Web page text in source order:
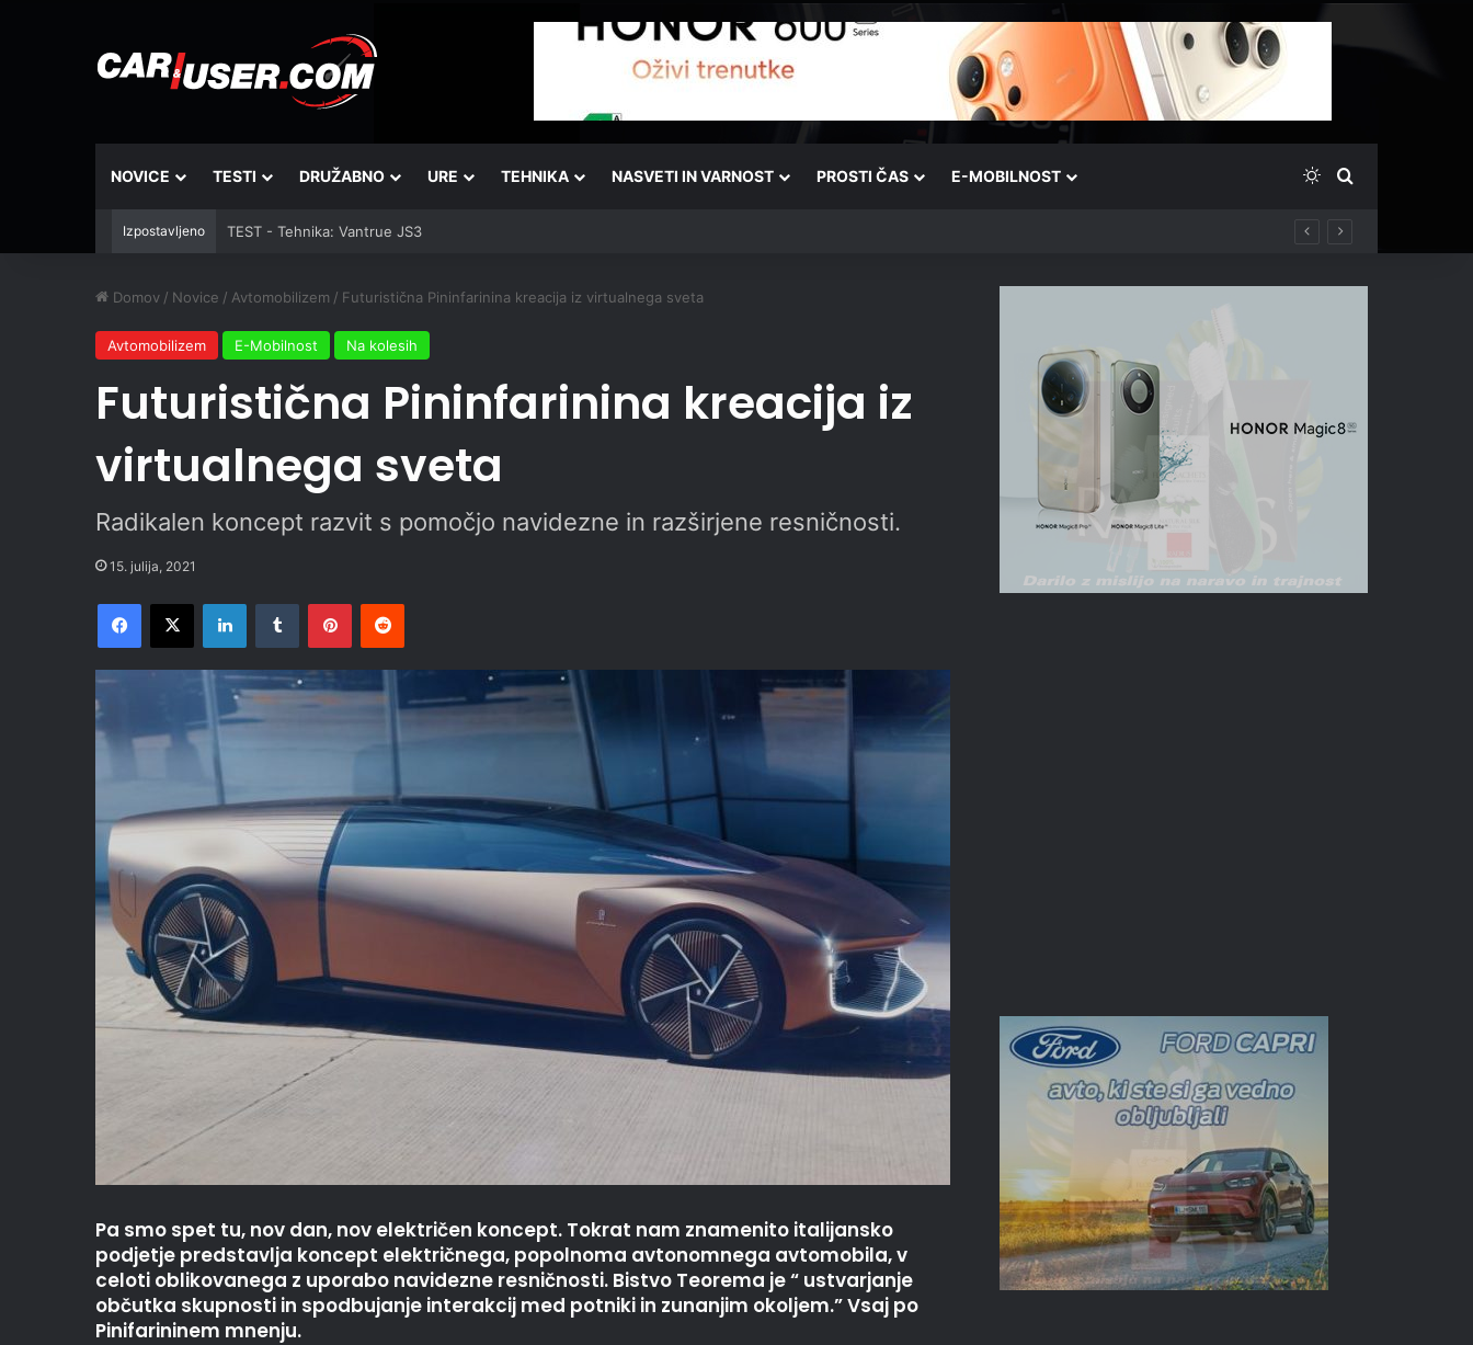
NOVICE TESTI DRUŽABNO URE TEHNIKA NASVETI IN VARNOST PROSTI ČAS E-MOBILNOST Switch skin
Išči
Izpostavljeno TEST - Tehnika: Vantrue JS3
Domov / Novice / Avtomobilizem / Futuristična Pininfarinina kreacija iz virtualnega sveta
Avtomobilizem E-Mobilnost Na kolesih
Futuristična Pininfarinina kreacija iz
virtualnega sveta
Radikalen koncept razvit s pomočjo navidezne in razširjene resničnosti.
15. julija, 2021
Facebook
X LinkedInTumblr PinterestReddit
Pa smo spet tu, nov dan, nov električen koncept. Tokrat nam znamenito italijansko
podjetje predstavlja koncept električnega, popolnoma avtonomnega avtomobila, v
celoti oblikovanega z uporabo navidezne resničnosti. Bistvo Teorema je “ ustvarjanje
občutka skupnosti in spodbujanje interakcij med potniki in zunanjim okoljem.” Vsaj po
Pinifarininem mnenju.